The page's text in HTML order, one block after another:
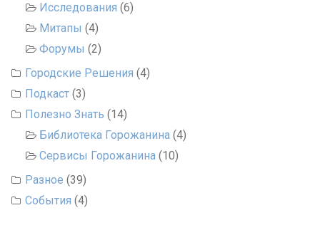
Исследования (6)
Митапы (4)
Форумы (2)
Городские Решения (4)
Подкаст (3)
Полезно Знать (14)
Библиотека Горожанина (4)
Сервисы Горожанина (10)
Разное (39)
События (4)